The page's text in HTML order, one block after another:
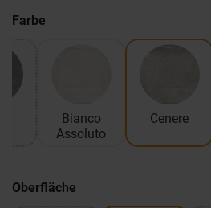
Farbe
Bianco
Assoluto
Cenere
Oberfläche